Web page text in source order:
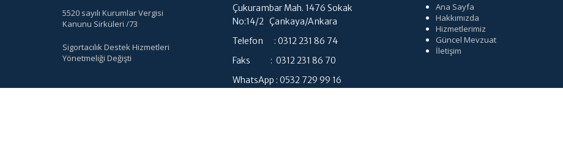
5520 sayılı Kurumlar Vergisi
Kanunu Sirküleri /73
Sigortacılık Destek Hizmetleri
Yönetmeliği Değişti
Çukurambar Mah. 1476 Sokak
No:14/2 Çankaya/Ankara
Telefon : 0312 231 86 74
Faks : 0312 231 86 70
WhatsApp : 0532 729 99 16
Ana Sayfa
Hakkımızda
Hizmetlerimiz
Güncel Mevzuat
İletişim